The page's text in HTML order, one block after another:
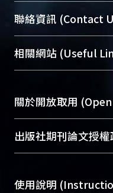
臺大位居世界頂尖
展現本校豐碩的研
機構典藏（NTUR）
台，成為臺大學術
成果。
To permanently
profiles and
services of “NTU
聯絡資訊 (Contact
總館學科館員(Main
醫學圖書館學科館員
Sciences Library)
相關網站 (Useful
關於開放取用 (Open
開放取用是從使用
動，應用在學術研
用逐年攀升。同時
出版社期刊論文授
含部分內容的版
使用說明